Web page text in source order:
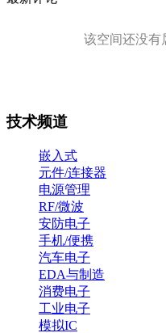
该空间还没有
技术频道
嵌入式
元件/连接器
电源管理
RF/微波
安防电子
手机/便携
汽车电子
EDA与制造
消费电子
工业电子
模拟IC